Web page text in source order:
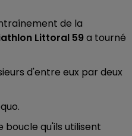
de la
Littoral 59a tourné
d'entre eux par deux
boucle qu'ils utilisent